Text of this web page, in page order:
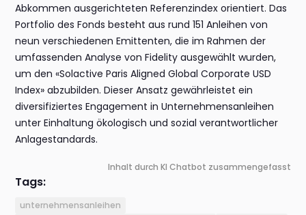
Abkommen ausgerichteten Referenzindex orientiert. Das
Portfolio des Fonds besteht aus rund 151 Anleihen von
neun verschiedenen Emittenten, die im Rahmen der
umfassenden Analyse von Fidelity ausgewählt wurden,
um den «Solactive Paris Aligned Global Corporate USD
Index» abzubilden. Dieser Ansatz gewährleistet ein
diversifiziertes Engagement in Unternehmensanleihen
unter Einhaltung ökologisch und sozial verantwortlicher
Anlagestandards.
Inhalt durch KI Chatbot zusammengefasst
Tags:
unternehmensanleihen